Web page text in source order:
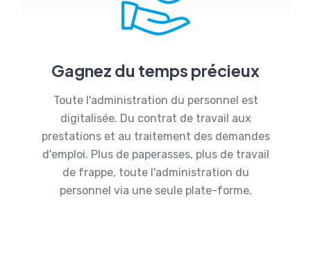
Gagnez du temps précieux
Toute l'administration du personnel est
digitalisée. Du contrat de travail aux
prestations et au traitement des demandes
d'emploi. Plus de paperasses, plus de travail
de frappe, toute l'administration du
personnel via une seule plate-forme.